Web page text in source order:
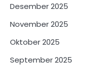
Desember 2025
November 2025
Oktober 2025
September 2025